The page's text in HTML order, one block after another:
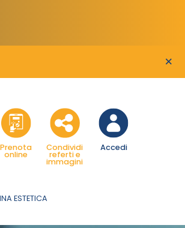
×
Prenota
online
Condividi
referti e
immagini
Accedi
ESTETICA